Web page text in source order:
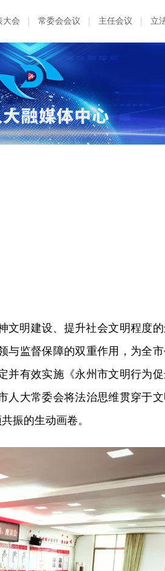
大会 常委会会议 主任会议 立
文明建设、提升社会文明程度
与监督保障的双重作用，为全市
并有效实施《永州市文明行为
人大常委会将法治思维贯穿于文
振的生动画卷。